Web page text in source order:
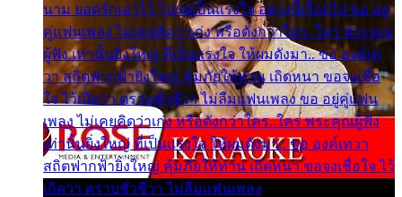
นาม ยอดรักเอาไว้ โปรดเป็นแรงใจ อย่างนี้เรื่อยไป ขอ อยู่
คู่แฟนเพลง ไม่เคยคิดว่าเก่ง หรือดังกว่าใคร..ใคร พระคุณ
ผู้ฟัง เท่านั้นยิ่งใหญ่ ที่เป็นแรงใจ ให้ผมดังมา.. ขอ องค์เท
วา สถิตฟากฟ้ายิ่งใหญ่ คุ้มภัยให้ท่าน เถิดหนา ขอจงเชื่อ
ใจ ไว้เถิดว่า ตราบชั่วชีวา ไม่ลืมแฟนเพลง ขอ อยู่คู่แฟน
เพลง ไม่เคยคิดว่าเก่ง หรือดังกว่าใคร..ใคร พระคุณผู้ฟัง
เท่านั้นยิ่งใหญ่ ที่เป็นแรงใจ ให้ผมดังมา.. ขอ องค์เทวา
สถิตฟากฟ้ายิ่งใหญ่ คุ้มภัยให้ท่าน เถิดหนา ขอจงเชื่อใจ ไว้
เถิดว่า ตราบชั่วชีวา ไม่ลืมแฟนเพลง